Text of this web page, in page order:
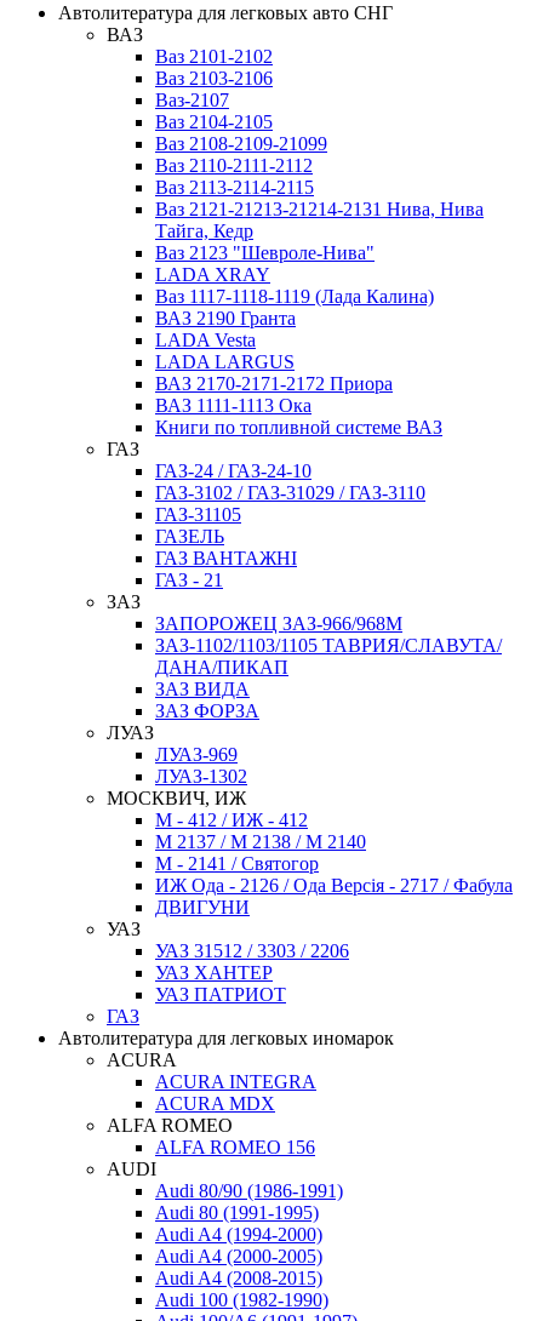
Автолитература для легковых авто СНГ
ВАЗ
Ваз 2101-2102
Ваз 2103-2106
Ваз-2107
Ваз 2104-2105
Ваз 2108-2109-21099
Ваз 2110-2111-2112
Ваз 2113-2114-2115
Ваз 2121-21213-21214-2131 Нива, Нива
Тайга, Кедр
Ваз 2123 "Шевроле-Нива"
LADA ХRAY
Ваз 1117-1118-1119 (Лада Калина)
ВАЗ 2190 Гранта
LADA Vesta
LADA LARGUS
ВАЗ 2170-2171-2172 Приора
ВАЗ 1111-1113 Ока
Книги по топливной системе ВАЗ
ГАЗ
ГАЗ-24 / ГАЗ-24-10
ГАЗ-3102 / ГАЗ-31029 / ГАЗ-3110
ГАЗ-31105
ГАЗЕЛЬ
ГАЗ ВАНТАЖНІ
ГАЗ - 21
ЗАЗ
ЗАПОРОЖЕЦ ЗАЗ-966/968М
ЗАЗ-1102/1103/1105 ТАВРИЯ/СЛАВУТА/
ДАНА/ПИКАП
ЗАЗ ВИДА
ЗАЗ ФОРЗА
ЛУАЗ
ЛУАЗ-969
ЛУАЗ-1302
МОСКВИЧ, ИЖ
М - 412 / ИЖ - 412
М 2137 / М 2138 / М 2140
М - 2141 / Святогор
ИЖ Ода - 2126 / Ода Версія - 2717 / Фабула
ДВИГУНИ
УАЗ
УАЗ 31512 / 3303 / 2206
УАЗ ХАНТЕР
УАЗ ПАТРИОТ
ГАЗ
Автолитература для легковых иномарок
ACURA
ACURA INTEGRA
ACURA MDX
ALFA ROMEO
ALFA ROMEO 156
AUDI
Audi 80/90 (1986-1991)
Audi 80 (1991-1995)
Audi A4 (1994-2000)
Audi A4 (2000-2005)
Audi A4 (2008-2015)
Audi 100 (1982-1990)